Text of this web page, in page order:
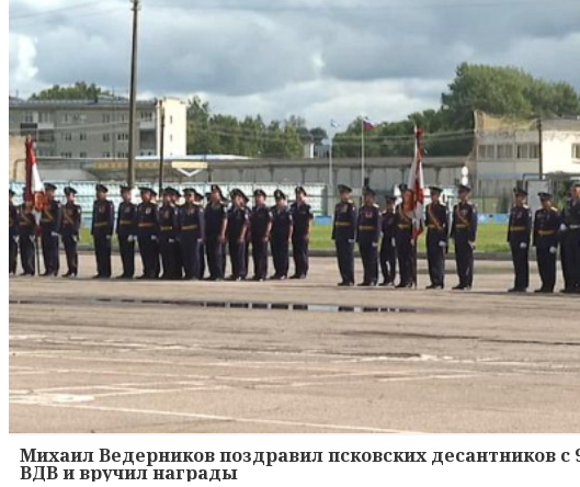
Михаил Ведерников поздравил псковских десантников с
ВДВ и вручил награды